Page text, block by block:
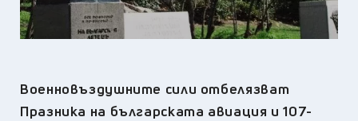
Военновъздушните сили отбелязват
Празника на българската авиация и 107-